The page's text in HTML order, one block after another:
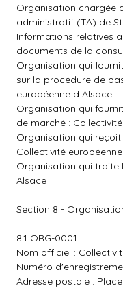
Organisation chargée
administratif (TA) de
Informations relatives
documents de la
Organisation qui
sur la procédure de
européenne d Alsace
Organisation qui
de marché :
Organisation qui
Collectivité
Organisation qui traite
Alsace
Section 8 -
8.1 ORG-0001
Nom officiel :
Numéro
Adresse postale :